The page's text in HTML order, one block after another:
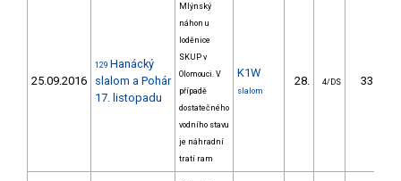
25.09.2016
129 Hanácký
slalom a Pohár
17. listopadu
Mlýnský
náhon u
loděnice
SKUP v
Olomouci. V
případě
dostatečného
vodního stavu
je náhradní
tratí ram
K1W
slalom
28. 4/DS 33.40